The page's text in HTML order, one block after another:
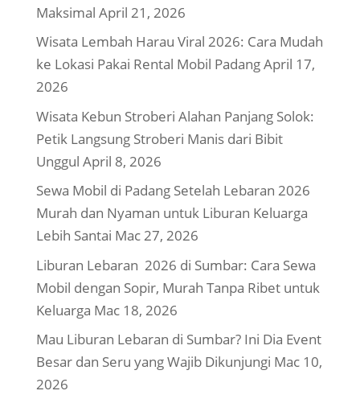
Maksimal April 21, 2026
Wisata Lembah Harau Viral 2026: Cara Mudah
ke Lokasi Pakai Rental Mobil PadangApril 17,
2026
Wisata Kebun Stroberi Alahan Panjang Solok:
Petik Langsung Stroberi Manis dari Bibit
Unggul April 8, 2026
Sewa Mobil di Padang Setelah Lebaran 2026
Murah dan Nyaman untuk Liburan Keluarga
Lebih Santai Mac 27, 2026
Liburan Lebaran 2026 di Sumbar: Cara Sewa
Mobil dengan Sopir, Murah Tanpa Ribet untuk
Keluarga Mac 18, 2026
Mau Liburan Lebaran di Sumbar? Ini Dia Event
Besar dan Seru yang Wajib Dikunjungi Mac 10,
2026